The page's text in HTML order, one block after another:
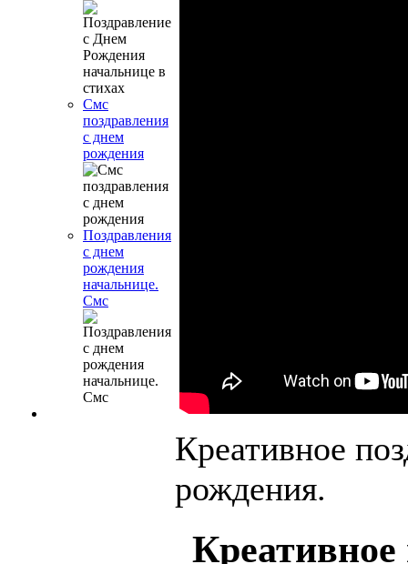
Смс
поздравления
с днем
рождения
Поздравления
с днем
рождения
начальнице.
Смс
Креативное
рождения.
Креативное